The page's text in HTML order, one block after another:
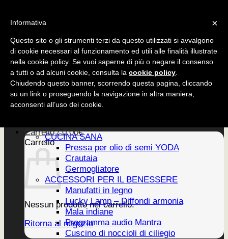
ACCESSORI
CUCINA SANA
ACCESSORI
EDIZIONI
Carrello /0,00€
Carrello
Nessun prodotto nel carrello.
Ritorna al negozio
Home
CUCINA SANA
Pressa per olio di semi YODA
Crautaia
Germogliatore
ACCESSORI PER IL BENESSERE
Manufatti in legno
Lucky Lamp – Diffondi armonia
Mala indiane
Programma audio Mantra
Cuscino di noccioli di ciliegio
×
Informativa
Questo sito o gli strumenti terzi da questo utilizzati si avvalgono
di cookie necessari al funzionamento ed utili alle finalità illustrate
nella cookie policy. Se vuoi saperne di più o negare il consenso
a tutti o ad alcuni cookie, consulta la cookie policy
Chiudendo questo banner, scorrendo questa pagina, cliccando
su un link o proseguendo la navigazione in altra maniera,
acconsenti all’uso dei cookie.